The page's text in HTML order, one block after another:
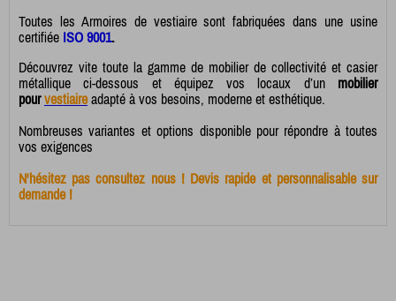
Toutes les Armoires de vestiaire sont fabriquées dans une usine
certifiée ISO 9001.
Découvrez vite toute la gamme de mobilier de collectivité et casier
métallique ci-dessous et équipez vos locaux d’un
mobilier
pour vestiaire adapté à vos besoins, moderne et esthétique.
Nombreuses variantes et options disponible pour répondre à toutes
vos exigences
N'hésitez pas consultez nous ! Devis rapide et personnalisable sur
demande !